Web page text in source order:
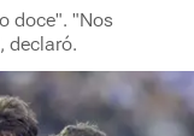
doce". "Nos
declaró.